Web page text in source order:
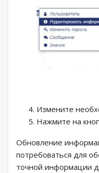
Измените
Нажмите на
Обновление
потребоваться для
точной информации